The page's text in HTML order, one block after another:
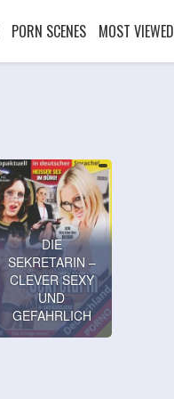
PORN SCENES MOST VIEWED
DIE
SEKRETARIN –
CLEVER SEXY
UND
GEFAHRLICH